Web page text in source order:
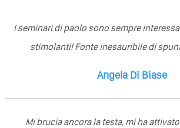
I seminari di paolo sono sempre
stimolanti! Fonte inesauribile di
Angela Di Biase
Mi brucia ancora la testa, mi ha